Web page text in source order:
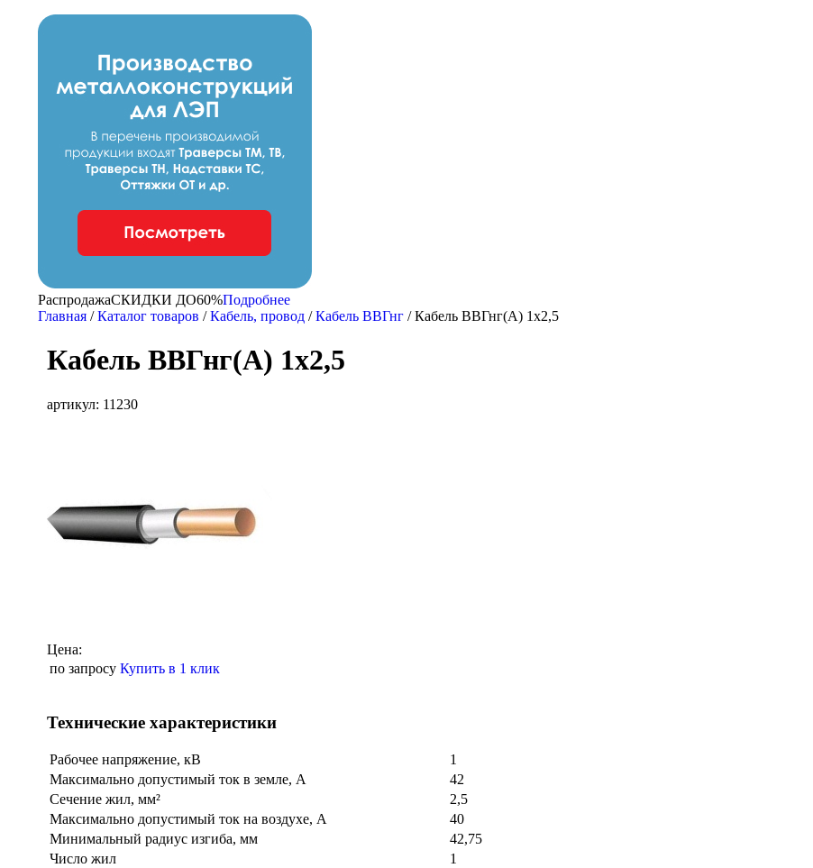
РаспродажаCКИДКИ ДО60%Подробнее
Главная /Каталог товаров /Кабель, провод /Кабель ВВГнг /Кабель ВВГнг(А) 1х2,5
Кабель ВВГнг(А) 1х2,5
артикул: 11230
Цена:
по запросу Купить в 1 клик
Технические характеристики
Рабочее напряжение, кВ
1
Максимально допустимый ток в земле, А
42
Сечение жил, мм²
2,5
Максимально допустимый ток на воздухе, А
40
Минимальный радиус изгиба, мм
42,75
Число жил
1